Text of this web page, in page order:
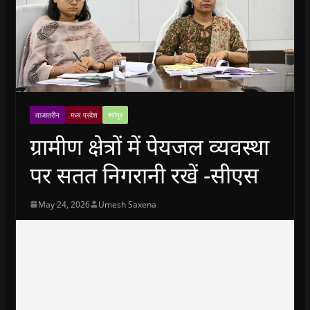
ताजातरीन मध्य प्रदेश श्योपुर
ग्रामीण क्षेत्रों में पेयजल व्यवस्था
पर सतत निगरानी रखें -सीएस
May 24, 2026 Umesh Saxena